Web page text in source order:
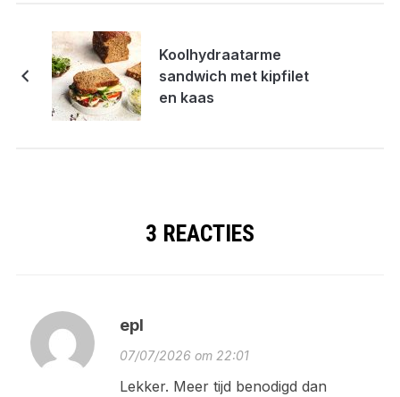
Koolhydraatarme
sandwich met kipfilet
en kaas
3 REACTIES
epl
07/07/2026 om 22:01
Lekker. Meer tijd benodigd dan